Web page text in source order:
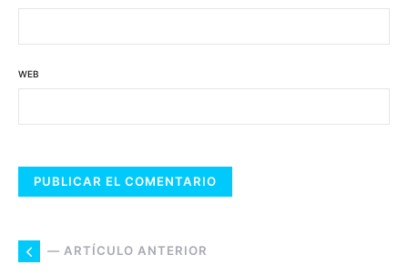
WEB
— ARTÍCULO ANTERIOR